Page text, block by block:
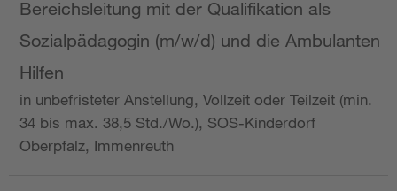
Bereichsleitung mit der Qualifikation als
Sozialpädagogin (m/w/d) und die Ambulanten
Hilfen
in unbefristeter Anstellung, Vollzeit oder Teilzeit (min.
34 bis max. 38,5 Std./Wo.), SOS-Kinderdorf
Oberpfalz, Immenreuth